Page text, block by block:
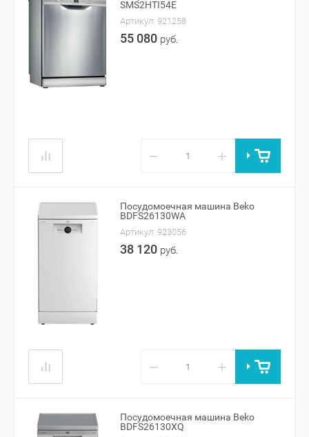
SMS2HTI54E
Артикул: 921258
55 080 руб.
− +
Посудомоечная машина Beko
BDFS26130WA
Артикул: 923056
38 120 руб.
− +
Посудомоечная машина Beko
BDFS26130XQ